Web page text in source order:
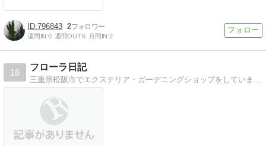
796843 2
週間IN:0 週間OUT:6 月間IN:2
16
フローラ日記
三重県松阪市でエクステリア・ガーデニングショップをしています。お店情報やお庭づくり、スタッフの日々のつぶやきを綴っています。